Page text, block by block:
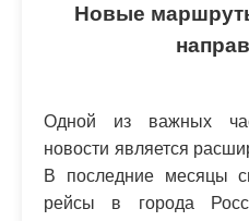
Новые
Одной из важных
новости является
В последние месяцы
рейсы в города